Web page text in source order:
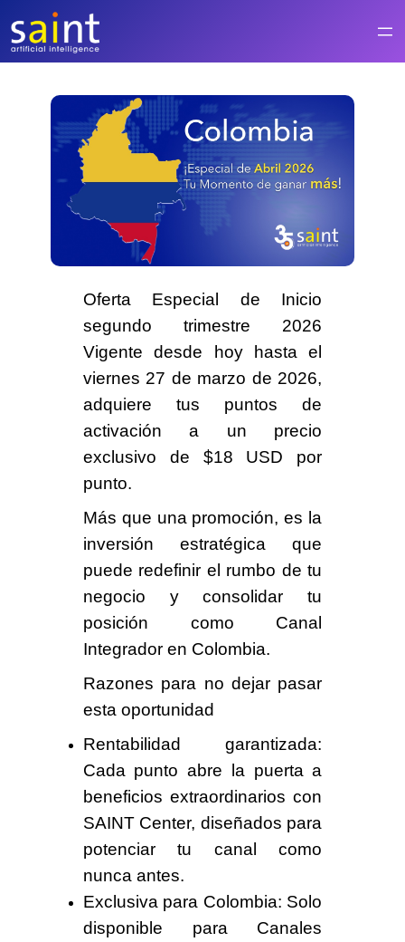
contenido
Oferta Especial de Inicio
segundo trimestre 2026
Vigente desde hoy hasta el
viernes 27 de marzo de 2026,
adquiere tus puntos de
activación a un precio
exclusivo de $18 USD por
punto.
Más que una promoción, es la
inversión estratégica que
puede redefinir el rumbo de tu
negocio y consolidar tu
posición como Canal
Integrador en Colombia.
Razones para no dejar pasar
esta oportunidad
Rentabilidad garantizada:
Cada punto abre la puerta a
beneficios extraordinarios con
SAINT Center, diseñados para
potenciar tu canal como
nunca antes.
Exclusiva para Colombia: Solo
disponible para Canales